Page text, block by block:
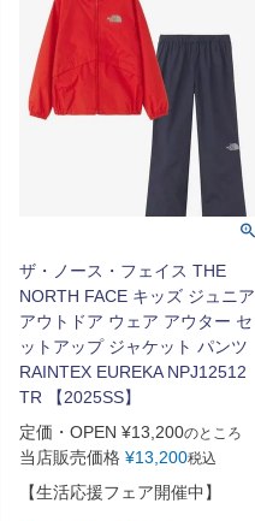
ザ・ノース・フェイス THE
NORTH FACE キッズ ジュニア
アウトドア ウェア アウター セ
ットアップ ジャケット パンツ
RAINTEX EUREKA NPJ12512
TR 【2025SS】
定価・OPEN ¥13,200のところ
当店販売価格 ¥13,200税込
【生活応援フェア開催中】